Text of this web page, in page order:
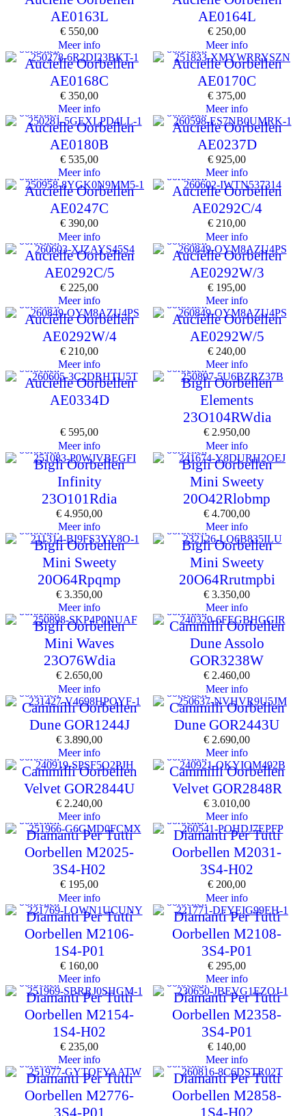
AE0163L
€ 550,00
Meer info
AE0164L
€ 250,00
Meer info
oorbellen
Aucielle Oorbellen
AE0168C
€ 350,00
Meer info
oorbellen
Aucielle Oorbellen
AE0170C
€ 375,00
Meer info
oorbellen
Aucielle Oorbellen
AE0180B
€ 535,00
Meer info
oorbellen
Aucielle Oorbellen
AE0237D
€ 925,00
Meer info
oorbellen
Aucielle Oorbellen
AE0247C
€ 390,00
Meer info
oorbellen
Aucielle Oorbellen
AE0292C/4
€ 210,00
Meer info
oorbellen
Aucielle Oorbellen
AE0292C/5
€ 225,00
Meer info
oorbellen
Aucielle Oorbellen
AE0292W/3
€ 195,00
Meer info
oorbellen
Aucielle Oorbellen
AE0292W/4
€ 210,00
Meer info
oorbellen
Aucielle Oorbellen
AE0292W/5
€ 240,00
Meer info
oorbellen
Aucielle Oorbellen
AE0334D
€ 595,00
Meer info
oorbellen
Bigli Oorbellen
Elements
23O104RWdia
€ 2.950,00
Meer info
oorbellen
Bigli Oorbellen
Infinity
23O101Rdia
€ 4.950,00
Meer info
oorbellen
Bigli Oorbellen
Mini Sweety
20O42Rlobmp
€ 4.700,00
Meer info
oorbellen
Bigli Oorbellen
Mini Sweety
20O64Rpqmp
€ 3.350,00
Meer info
oorbellen
Bigli Oorbellen
Mini Sweety
20O64Rrutmpbi
€ 3.350,00
Meer info
oorbellen
Bigli Oorbellen
Mini Waves
23O76Wdia
€ 2.650,00
Meer info
oorbellen
Cammilli Oorbellen
Dune Assolo
GOR3238W
€ 2.460,00
Meer info
oorbellen
Cammilli Oorbellen
Dune GOR1244J
€ 3.890,00
Meer info
oorbellen
Cammilli Oorbellen
Dune GOR2443U
€ 2.690,00
Meer info
oorbellen
Cammilli Oorbellen
Velvet GOR2844U
€ 2.240,00
Meer info
oorbellen
Cammilli Oorbellen
Velvet GOR2848R
€ 3.010,00
Meer info
oorbellen
Diamanti Per Tutti
Oorbellen M2025-
3S4-H02
€ 195,00
Meer info
oorbellen
Diamanti Per Tutti
Oorbellen M2031-
3S4-H02
€ 200,00
Meer info
oorbellen
Diamanti Per Tutti
Oorbellen M2106-
1S4-P01
€ 160,00
Meer info
oorbellen
Diamanti Per Tutti
Oorbellen M2108-
3S4-P01
€ 295,00
Meer info
oorbellen
Diamanti Per Tutti
Oorbellen M2154-
1S4-H02
€ 235,00
Meer info
oorbellen
Diamanti Per Tutti
Oorbellen M2358-
3S4-P01
€ 140,00
Meer info
oorbellen
Diamanti Per Tutti
Oorbellen M2776-
oorbellen
Diamanti Per Tutti
Oorbellen M2858-